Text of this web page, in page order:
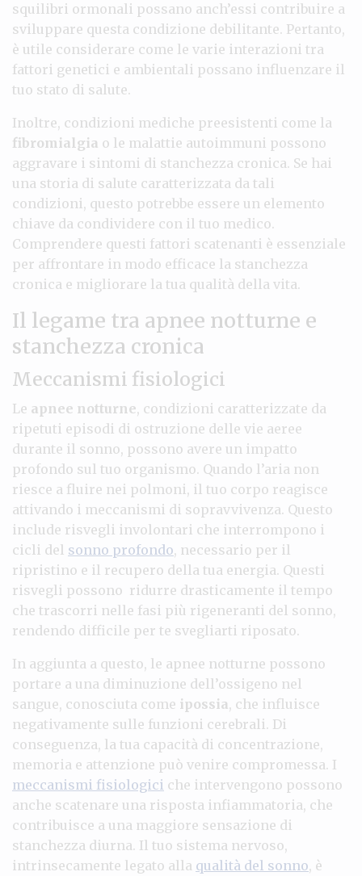
squilibri ormonali possano anch’essi contribuire a
sviluppare questa condizione debilitante. Pertanto,
è utile considerare come le varie interazioni tra
fattori genetici e ambientali possano influenzare il
tuo stato di salute.
Inoltre, condizioni mediche preesistenti come la
fibromialgia o le malattie autoimmuni possono
aggravare i sintomi di stanchezza cronica. Se hai
una storia di salute caratterizzata da tali
condizioni, questo potrebbe essere un elemento
chiave da condividere con il tuo medico.
Comprendere questi fattori scatenanti è essenziale
per affrontare in modo efficace la stanchezza
cronica e migliorare la tua qualità della vita.
Il legame tra apnee notturne e
stanchezza cronica
Meccanismi fisiologici
Le apnee notturne, condizioni caratterizzate da
ripetuti episodi di ostruzione delle vie aeree
durante il sonno, possono avere un impatto
profondo sul tuo organismo. Quando l’aria non
riesce a fluire nei polmoni, il tuo corpo reagisce
attivando i meccanismi di sopravvivenza. Questo
include risvegli involontari che interrompono i
cicli del sonno profondo, necessario per il
ripristino e il recupero della tua energia. Questi
risvegli possono ridurre drasticamente il tempo
che trascorri nelle fasi più rigeneranti del sonno,
rendendo difficile per te svegliarti riposato.
In aggiunta a questo, le apnee notturne possono
portare a una diminuzione dell’ossigeno nel
sangue, conosciuta come ipossia, che influisce
negativamente sulle funzioni cerebrali. Di
conseguenza, la tua capacità di concentrazione,
memoria e attenzione può venire compromessa. I
meccanismi fisiologici che intervengono possono
anche scatenare una risposta infiammatoria, che
contribuisce a una maggiore sensazione di
stanchezza diurna. Il tuo sistema nervoso,
intrinsecamente legato alla qualità del sonno, è